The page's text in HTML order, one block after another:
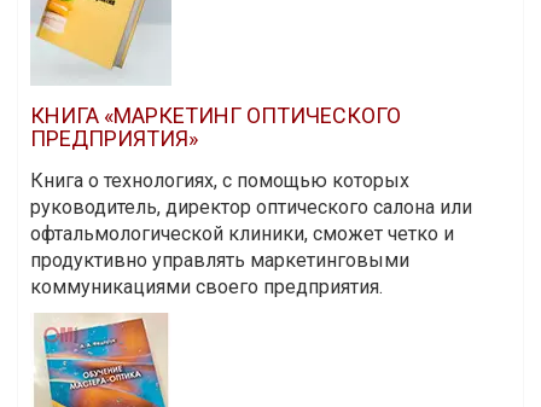
КНИГА «МАРКЕТИНГ ОПТИЧЕСКОГО
ПРЕДПРИЯТИЯ»
Книга о технологиях, с помощью которых
руководитель, директор оптического салона или
офтальмологической клиники, сможет четко и
продуктивно управлять маркетинговыми
коммуникациями своего предприятия.